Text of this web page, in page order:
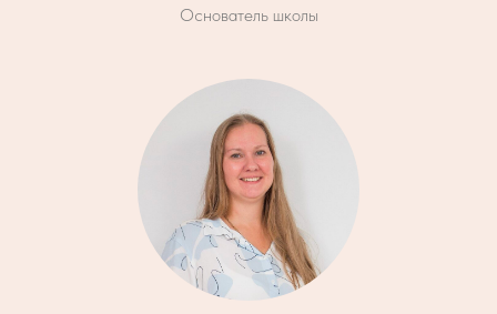
Основатель школы